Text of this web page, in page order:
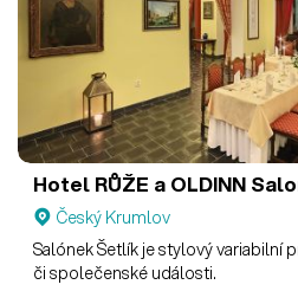
Hotel RŮŽE a OLDINN
Český Krumlov
Salónek Šetlík je stylový variabilní
či společenské události.